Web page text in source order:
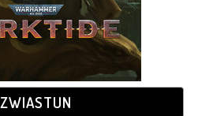
ZWIASTUN